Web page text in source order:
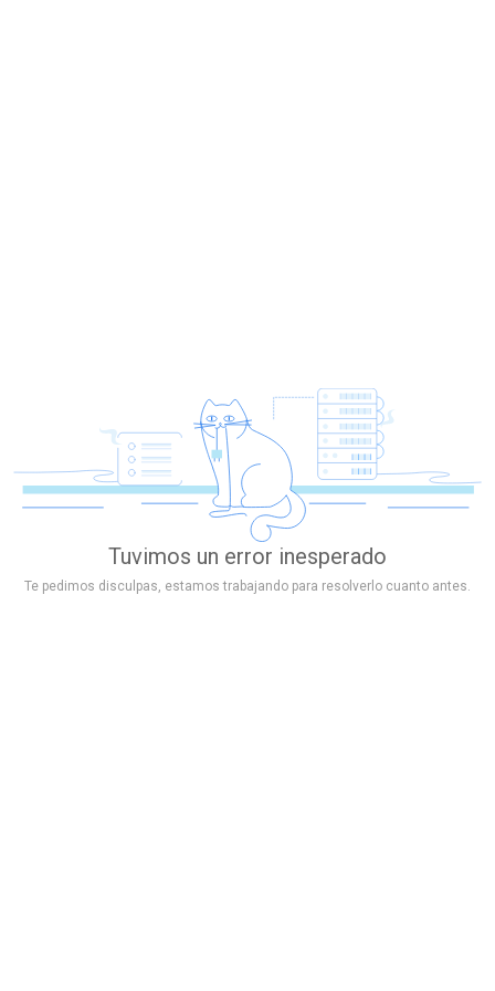
Tuvimos un error inesperado
Te pedimos disculpas, estamos trabajando para resolverlo cuanto antes.